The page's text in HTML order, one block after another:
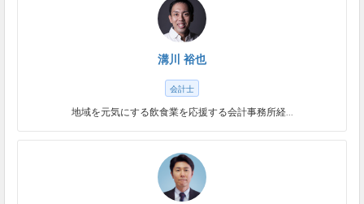
溝川 裕也
会計士
地域を元気にする飲食業を応援する会計事務所経...